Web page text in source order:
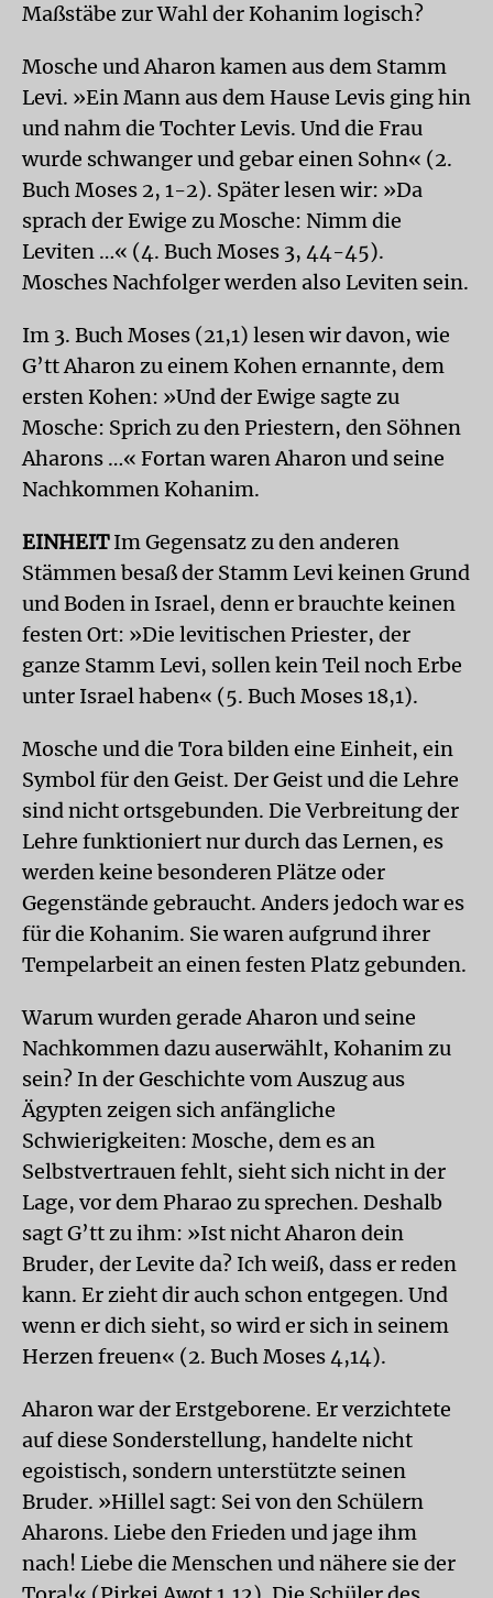
Maßstäbe zur Wahl der Kohanim logisch?
Mosche und Aharon kamen aus dem Stamm
Levi. »Ein Mann aus dem Hause Levis ging hin
und nahm die Tochter Levis. Und die Frau
wurde schwanger und gebar einen Sohn« (2.
Buch Moses 2, 1-2). Später lesen wir: »Da
sprach der Ewige zu Mosche: Nimm die
Leviten …« (4. Buch Moses 3, 44-45).
Mosches Nachfolger werden also Leviten sein.
Im 3. Buch Moses (21,1) lesen wir davon, wie
G’tt Aharon zu einem Kohen ernannte, dem
ersten Kohen: »Und der Ewige sagte zu
Mosche: Sprich zu den Priestern, den Söhnen
Aharons …« Fortan waren Aharon und seine
Nachkommen Kohanim.
EINHEITIm Gegensatz zu den anderen
Stämmen besaß der Stamm Levi keinen Grund
und Boden in Israel, denn er brauchte keinen
festen Ort: »Die levitischen Priester, der
ganze Stamm Levi, sollen kein Teil noch Erbe
unter Israel haben« (5. Buch Moses 18,1).
Mosche und die Tora bilden eine Einheit, ein
Symbol für den Geist. Der Geist und die Lehre
sind nicht ortsgebunden. Die Verbreitung der
Lehre funktioniert nur durch das Lernen, es
werden keine besonderen Plätze oder
Gegenstände gebraucht. Anders jedoch war es
für die Kohanim. Sie waren aufgrund ihrer
Tempelarbeit an einen festen Platz gebunden.
Warum wurden gerade Aharon und seine
Nachkommen dazu auserwählt, Kohanim zu
sein? In der Geschichte vom Auszug aus
Ägypten zeigen sich anfängliche
Schwierigkeiten: Mosche, dem es an
Selbstvertrauen fehlt, sieht sich nicht in der
Lage, vor dem Pharao zu sprechen. Deshalb
sagt G’tt zu ihm: »Ist nicht Aharon dein
Bruder, der Levite da? Ich weiß, dass er reden
kann. Er zieht dir auch schon entgegen. Und
wenn er dich sieht, so wird er sich in seinem
Herzen freuen« (2. Buch Moses 4,14).
Aharon war der Erstgeborene. Er verzichtete
auf diese Sonderstellung, handelte nicht
egoistisch, sondern unterstützte seinen
Bruder. »Hillel sagt: Sei von den Schülern
Aharons. Liebe den Frieden und jage ihm
nach! Liebe die Menschen und nähere sie der